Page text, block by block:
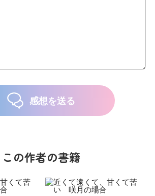
感想を送る
この作者の書籍